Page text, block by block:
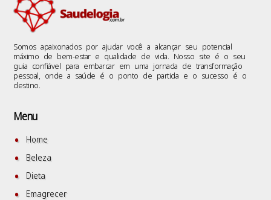
Somos apaixonados por ajudar você a alcançar seu potencial
máximo de bem-estar e qualidade de vida. Nosso site é o seu
guia confiável para embarcar em uma jornada de transformação
pessoal, onde a saúde é o ponto de partida e o sucesso é o
destino.
Menu
Home
Beleza
Dieta
Emagrecer